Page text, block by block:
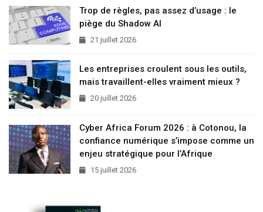
Trop de règles, pas assez d’usage : le
piège du Shadow AI
21 juillet 2026
Les entreprises croulent sous les outils,
mais travaillent-elles vraiment mieux ?
20 juillet 2026
Cyber Africa Forum 2026 : à Cotonou, la
confiance numérique s’impose comme un
enjeu stratégique pour l’Afrique
15 juillet 2026